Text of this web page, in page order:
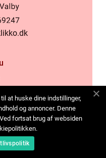
at huske dine indstillinger,
og annoncer. Denne
fortsat brug af websiden